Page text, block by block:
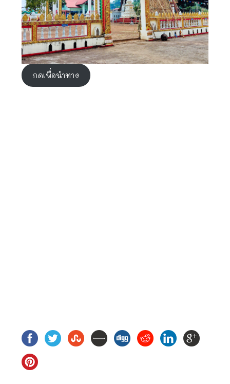
กดเพื่อนำทาง